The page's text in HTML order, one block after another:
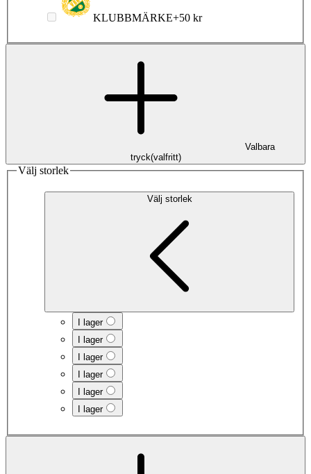
KLUBBMÄRKE+50 kr
Valbara
tryck(valfritt)
Välj storlek
Välj storlek
I lager
I lager
I lager
I lager
I lager
I lager